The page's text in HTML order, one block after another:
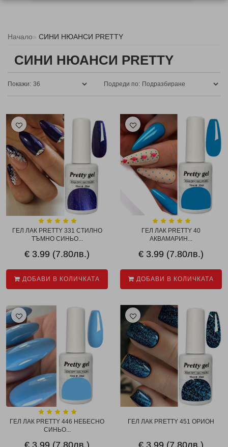
Начало СИНИ НЮАНСИ PRETTY
СИНИ НЮАНСИ PRETTY
Подреди по:
Покажи:
ГЕЛ ЛАК PRETTY 331 СТИЛНО
ТЪМНО СИНЬО...
€ 3.99 (7.80лв.)
ДОБАВИ В КОЛИЧКАТА
ГЕЛ ЛАК PRETTY 40
АКВАМАРИН...
€ 3.99 (7.80лв.)
ДОБАВИ В КОЛИЧКАТА
ГЕЛ ЛАК PRETTY 446 НЕБЕСНО
СИНЬО...
€ 3.99 (7.80лв.)
ГЕЛ ЛАК PRETTY 451 ОРИОН
€ 3.99 (7.80лв.)